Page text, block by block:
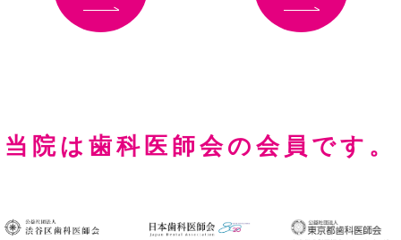
当院は歯科医師会の会員です。